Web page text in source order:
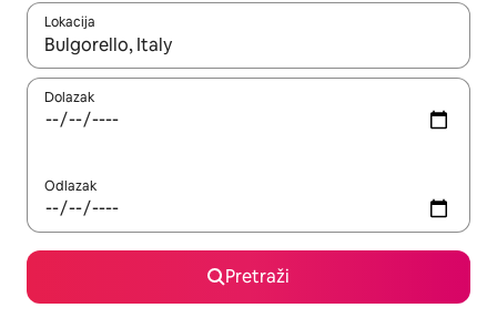
Lokacija
Kada budu dostupni rezultati, moći ćete ih pregledati
Dolazak
Odlazak
Pretraži